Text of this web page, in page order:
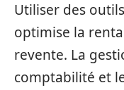
Utiliser des
optimise la
revente. La
comptabilité et